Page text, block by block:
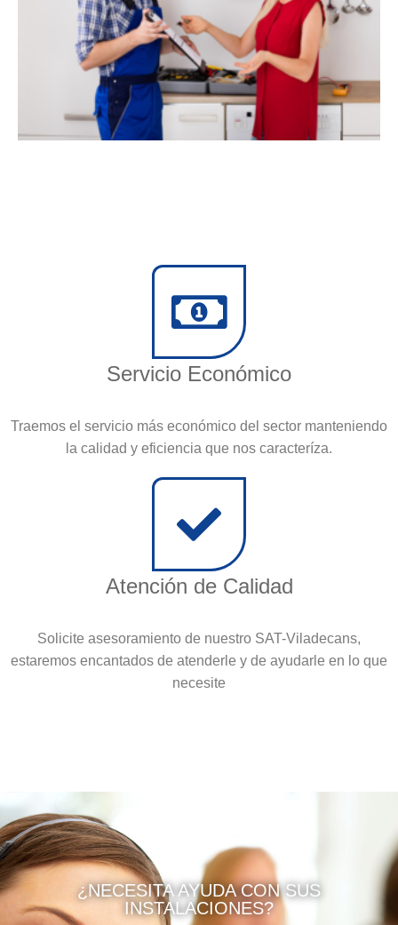
Servicio Económico
Traemos el servicio más económico del sector manteniendo
la calidad y eficiencia que nos caracteríza.
Atención de Calidad
Solicite asesoramiento de nuestro SAT-Viladecans,
estaremos encantados de atenderle y de ayudarle en lo que
necesite
¿NECESITA AYUDA CON SUS
INSTALACIONES?